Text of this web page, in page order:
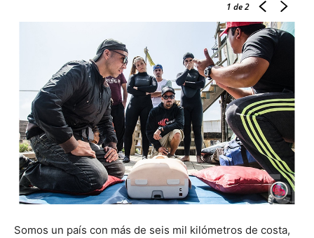
1 de 2
Somos un país con más de seis mil kilómetros de costa,